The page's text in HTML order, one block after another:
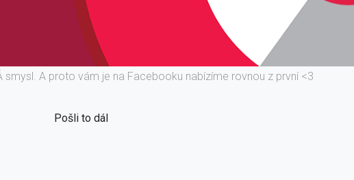
smysl. A proto vám je na Facebooku nabízíme rovnou z první <3
Pošli to dál